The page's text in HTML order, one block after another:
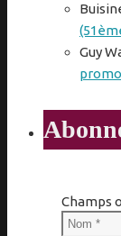
Guy
Champs